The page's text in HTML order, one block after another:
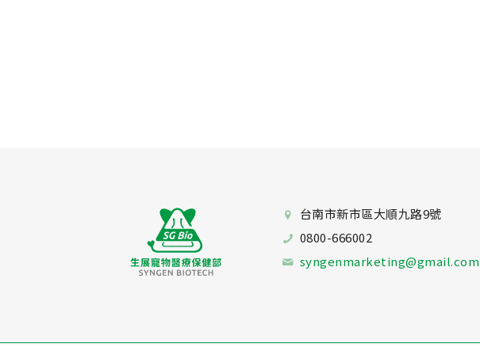
台南市新市區大順九路9號
0800-666002
syngenmarketing@gmail.com